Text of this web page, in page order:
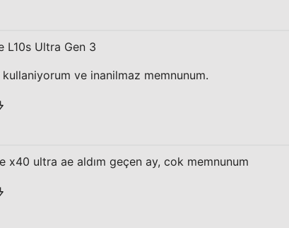
L10s Ultra Gen 3
kullaniyorum ve inanilmaz memnunum.
x40 ultra ae aldım geçen ay, cok memnunum